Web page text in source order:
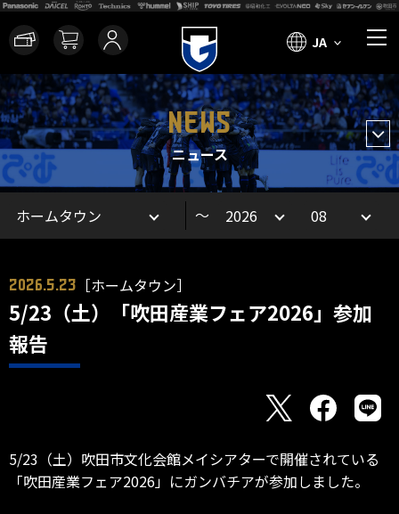
JA
NEWS
ニュース
～
2026.5.23 ［ホームタウン］
5/23（土）「吹田産業フェア2026」参加
報告
5/23（土）吹田市文化会館メイシアターで開催されている
「吹田産業フェア2026」にガンバチアが参加しました。